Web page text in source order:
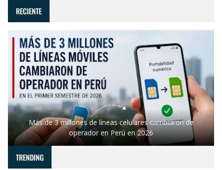
RECIENTE
Más de 3 millones de líneas celulares cambiaron de
operador en Perú en 2026
TRENDING